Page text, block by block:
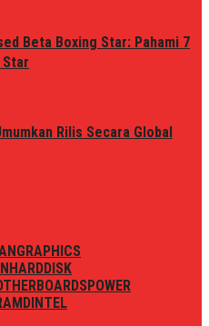
Beta Boxing Star: Pahami 7
Star
Rilis Secara Global
GRAPHICS
HARDDISK
POWER
AMD INTEL